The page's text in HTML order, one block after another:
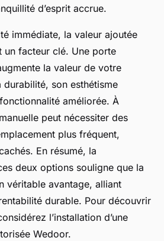
d’esprit accrue.
immédiate, la valeur ajoutée
un facteur clé. Une porte
la valeur de votre
son esthétisme
améliorée. À
peut nécessiter des
plus fréquent,
En résumé, la
deux options souligne que la
véritable avantage, alliant
durable. Pour découvrir
l’installation d’une
Wedoor.